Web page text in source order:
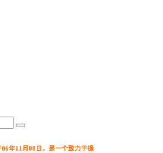
年11月08日，是一个致力于操